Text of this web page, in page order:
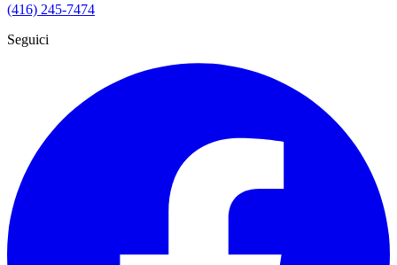
(416) 245-7474
Seguici